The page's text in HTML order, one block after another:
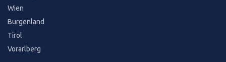
Wien
Burgenland
Tirol
Vorarlberg